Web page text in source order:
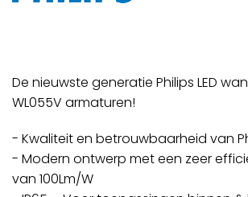
De nieuwste generatie Philips LED
WL055V armaturen!
- Kwaliteit en betrouwbaarheid van
- Modern ontwerp met een zeer
van 100Lm/W